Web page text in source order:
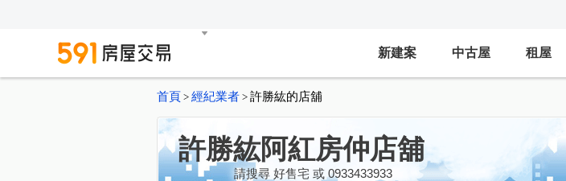
新建案 中古屋 租屋
首頁 > 經紀業者 > 許勝紘的店舖
許勝紘阿紅房仲店舖
請搜尋 好售宅 或 0933433933